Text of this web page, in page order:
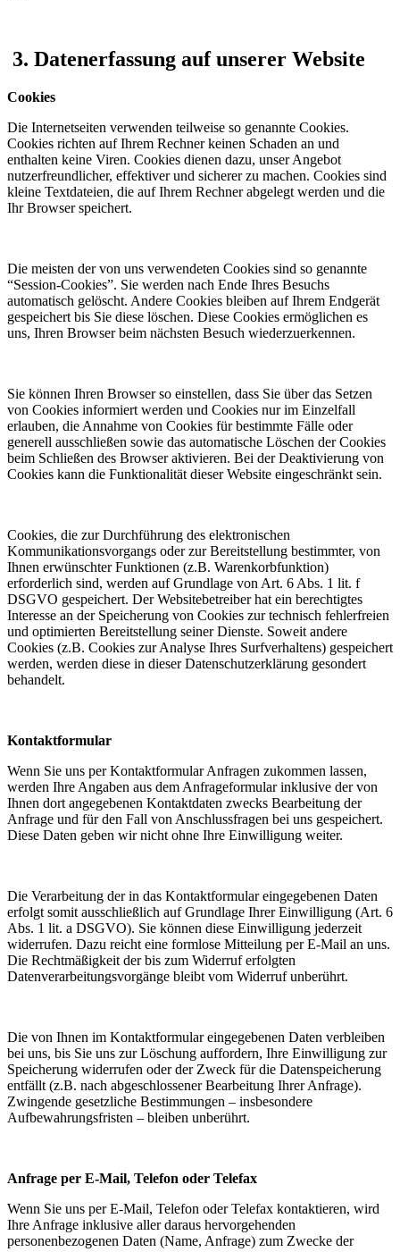
3. Datenerfassung auf unserer Website
Cookies
Die Internetseiten verwenden teilweise so genannte Cookies.
Cookies richten auf Ihrem Rechner keinen Schaden an und
enthalten keine Viren. Cookies dienen dazu, unser Angebot
nutzerfreundlicher, effektiver und sicherer zu machen. Cookies sind
kleine Textdateien, die auf Ihrem Rechner abgelegt werden und die
Ihr Browser speichert.
Die meisten der von uns verwendeten Cookies sind so genannte
“Session-Cookies”. Sie werden nach Ende Ihres Besuchs
automatisch gelöscht. Andere Cookies bleiben auf Ihrem Endgerät
gespeichert bis Sie diese löschen. Diese Cookies ermöglichen es
uns, Ihren Browser beim nächsten Besuch wiederzuerkennen.
Sie können Ihren Browser so einstellen, dass Sie über das Setzen
von Cookies informiert werden und Cookies nur im Einzelfall
erlauben, die Annahme von Cookies für bestimmte Fälle oder
generell ausschließen sowie das automatische Löschen der Cookies
beim Schließen des Browser aktivieren. Bei der Deaktivierung von
Cookies kann die Funktionalität dieser Website eingeschränkt sein.
Cookies, die zur Durchführung des elektronischen
Kommunikationsvorgangs oder zur Bereitstellung bestimmter, von
Ihnen erwünschter Funktionen (z.B. Warenkorbfunktion)
erforderlich sind, werden auf Grundlage von Art. 6 Abs. 1 lit. f
DSGVO gespeichert. Der Websitebetreiber hat ein berechtigtes
Interesse an der Speicherung von Cookies zur technisch fehlerfreien
und optimierten Bereitstellung seiner Dienste. Soweit andere
Cookies (z.B. Cookies zur Analyse Ihres Surfverhaltens) gespeichert
werden, werden diese in dieser Datenschutzerklärung gesondert
behandelt.
Kontaktformular
Wenn Sie uns per Kontaktformular Anfragen zukommen lassen,
werden Ihre Angaben aus dem Anfrageformular inklusive der von
Ihnen dort angegebenen Kontaktdaten zwecks Bearbeitung der
Anfrage und für den Fall von Anschlussfragen bei uns gespeichert.
Diese Daten geben wir nicht ohne Ihre Einwilligung weiter.
Die Verarbeitung der in das Kontaktformular eingegebenen Daten
erfolgt somit ausschließlich auf Grundlage Ihrer Einwilligung (Art. 6
Abs. 1 lit. a DSGVO). Sie können diese Einwilligung jederzeit
widerrufen. Dazu reicht eine formlose Mitteilung per E-Mail an uns.
Die Rechtmäßigkeit der bis zum Widerruf erfolgten
Datenverarbeitungsvorgänge bleibt vom Widerruf unberührt.
Die von Ihnen im Kontaktformular eingegebenen Daten verbleiben
bei uns, bis Sie uns zur Löschung auffordern, Ihre Einwilligung zur
Speicherung widerrufen oder der Zweck für die Datenspeicherung
entfällt (z.B. nach abgeschlossener Bearbeitung Ihrer Anfrage).
Zwingende gesetzliche Bestimmungen – insbesondere
Aufbewahrungsfristen – bleiben unberührt.
Anfrage per E-Mail, Telefon oder Telefax
Wenn Sie uns per E-Mail, Telefon oder Telefax kontaktieren, wird
Ihre Anfrage inklusive aller daraus hervorgehenden
personenbezogenen Daten (Name, Anfrage) zum Zwecke der